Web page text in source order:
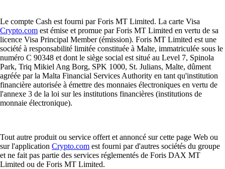
Le compte Cash est fourni par Foris MT Limited. La carte Visa
Crypto.com est émise et promue par Foris MT Limited en vertu de sa
licence Visa Principal Member (émission). Foris MT Limited est une
société à responsabilité limitée constituée à Malte, immatriculée sous le
numéro C 90348 et dont le siège social est situé au Level 7, Spinola
Park, Triq Mikiel Ang Borg, SPK 1000, St. Julians, Malte, dûment
agréée par la Malta Financial Services Authority en tant qu'institution
financière autorisée à émettre des monnaies électroniques en vertu de
l'annexe 3 de la loi sur les institutions financières (institutions de
monnaie électronique).
Tout autre produit ou service offert et annoncé sur cette page Web ou
sur l'application Crypto.com est fourni par d'autres sociétés du groupe
et ne fait pas partie des services réglementés de Foris DAX MT
Limited ou de Foris MT Limited.